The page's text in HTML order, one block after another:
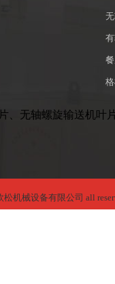
、无轴螺旋输送机
机械设备有限公司 all